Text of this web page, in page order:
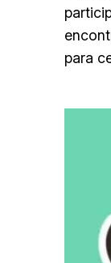
para